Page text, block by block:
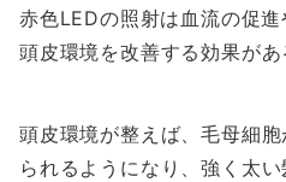
赤色LEDの照射は血流の促進
頭皮環境を改善する効果があ
頭皮環境が整えば、毛母細
られるようになり、強く太